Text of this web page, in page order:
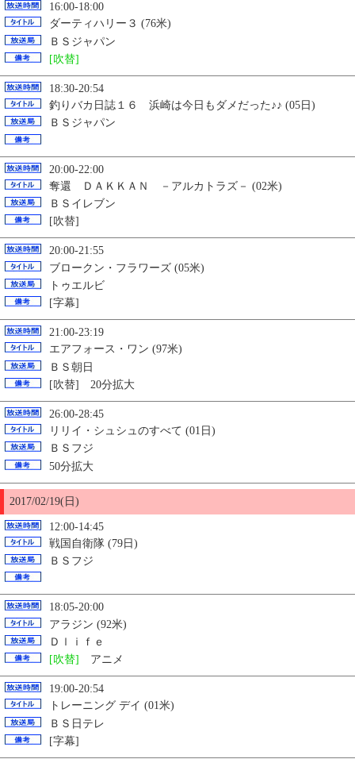
16:00-18:00
ダーティハリー３ (76米)
ＢＳジャパン
[吹替]
18:30-20:54
釣りバカ日誌１６ 浜崎は今日もダメだった♪♪ (05日)
ＢＳジャパン
20:00-22:00
奪還 ＤＡＫＫＡＮ －アルカトラズ－ (02米)
ＢＳイレブン
[吹替]
20:00-21:55
ブロークン・フラワーズ (05米)
トゥエルビ
[字幕]
21:00-23:19
エアフォース・ワン (97米)
ＢＳ朝日
[吹替] 20分拡大
26:00-28:45
リリイ・シュシュのすべて (01日)
ＢＳフジ
50分拡大
2017/02/19(日)
12:00-14:45
戦国自衛隊 (79日)
ＢＳフジ
18:05-20:00
アラジン (92米)
Ｄｌｉｆｅ
[吹替]
アニメ
19:00-20:54
トレーニング デイ (01米)
ＢＳ日テレ
[字幕]